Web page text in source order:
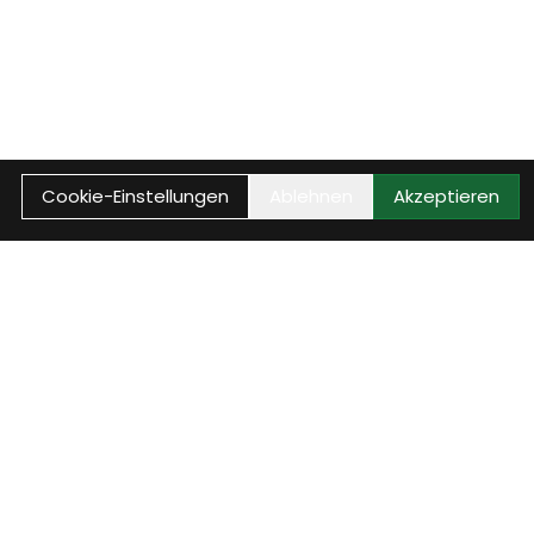
Cookie-Einstellungen Akzeptieren